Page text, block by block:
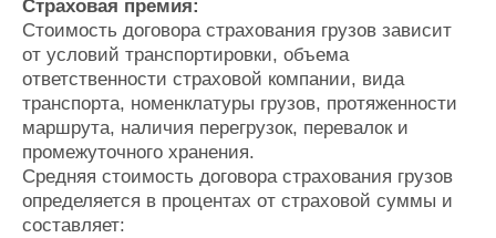
Страховая премия:
Стоимость договора страхования грузов зависит
от условий транспортировки, объема
ответственности страховой компании, вида
транспорта, номенклатуры грузов, протяженности
маршрута, наличия перегрузок, перевалок и
промежуточного хранения.
Средняя стоимость договора страхования грузов
определяется в процентах от страховой суммы и
составляет: